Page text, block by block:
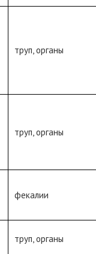
труп, органы
труп, органы
фекалии
труп, органы